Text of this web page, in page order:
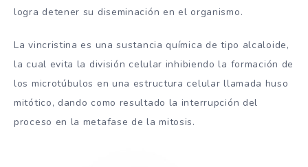
logra detener su diseminación en el organismo.
La vincristina es una sustancia química de tipo alcaloide,
la cual evita la división celular inhibiendo la formación de
los microtúbulos en una estructura celular llamada huso
mitótico, dando como resultado la interrupción del
proceso en la metafase de la mitosis.